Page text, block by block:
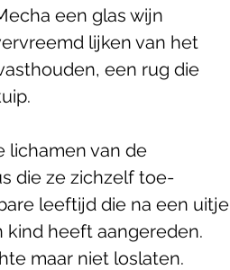
een glas wijn
lijken van het
een rug die
lichamen van de
die ze zichzelf toe-
leeftijd die na een uitje
heeft aangereden.
maar niet loslaten.